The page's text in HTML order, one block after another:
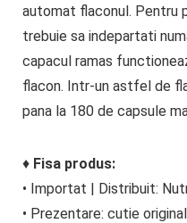
automat flaconul. Pentru
trebuie sa indepartati
capacul ramas
flacon. Intr-un astfel de
pana la 180 de capsule
♦ Fisa produs:
• Importat | Distribuit:
• Prezentare: cutie